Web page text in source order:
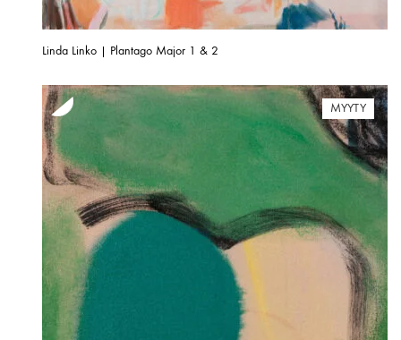
Linda Linko | Plantago Major 1 & 2
MYYTY